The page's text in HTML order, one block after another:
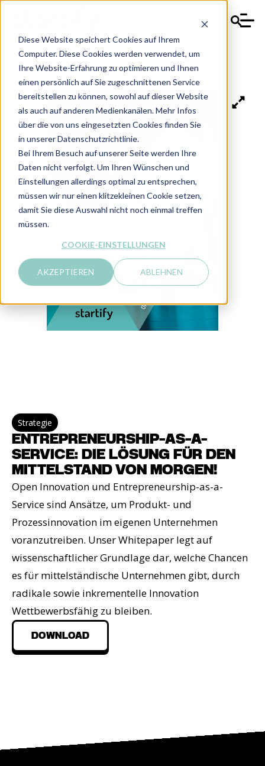
Diese Website speichert Cookies auf Ihrem
Computer. Diese Cookies werden verwendet, um
Ihre Website-Erfahrung zu optimieren und Ihnen
einen persönlich auf Sie zugeschnittenen Service
bereitstellen zu können, sowohl auf dieser Website
als auch auf anderen Medienkanälen. Mehr Infos
über die von uns eingesetzten Cookies finden Sie
in unserer Datenschutzrichtlinie.
Bei Ihrem Besuch auf unserer Seite werden Ihre
Daten nicht verfolgt. Um Ihren Wünschen und
Einstellungen allerdings optimal zu entsprechen,
müssen wir nur einen klitzekleinen Cookie setzen,
damit Sie diese Auswahl nicht noch einmal treffen
müssen.
COOKIE-EINSTELLUNGEN
AKZEPTIEREN ABLEHNEN
Strategie
ENTREPRENEURSHIP-AS-A-
SERVICE: DIE LÖSUNG FÜR DEN
MITTELSTAND VON MORGEN!
Open Innovation und Entrepreneurship-as-a-
Service sind Ansätze, um Produkt- und
Prozessinnovation im eigenen Unternehmen
voranzutreiben. Unser Whitepaper legt auf
wissenschaftlicher Grundlage dar, welche Chancen
es für mittelständische Unternehmen gibt, durch
radikale sowie inkrementelle Innovation
Wettbewerbsfähig zu bleiben.
DOWNLOAD